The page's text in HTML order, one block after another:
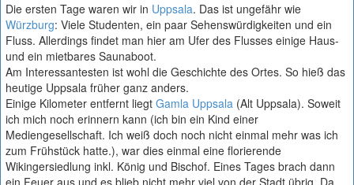
Die ersten Tage waren wir in Uppsala. Das ist ungefähr wie
Würzburg: Viele Studenten, ein paar Sehenswürdigkeiten und ein
Fluss. Allerdings findet man hier am Ufer des Flusses einige Haus-
und ein mietbares Saunaboot.
Am Interessantesten ist wohl die Geschichte des Ortes. So hieß das
heutige Uppsala früher ganz anders.
Einige Kilometer entfernt liegt Gamla Uppsala (Alt Uppsala). Soweit
ich mich noch erinnern kann (ich bin ein Kind einer
Mediengesellschaft. Ich weiß doch noch nicht einmal mehr was ich
zum Frühstück hatte.), war dies einmal eine florierende
Wikingersiedlung inkl. König und Bischof. Eines Tages brach dann
ein Feuer aus und es blieb nicht mehr viel von der Stadt übrig. Da